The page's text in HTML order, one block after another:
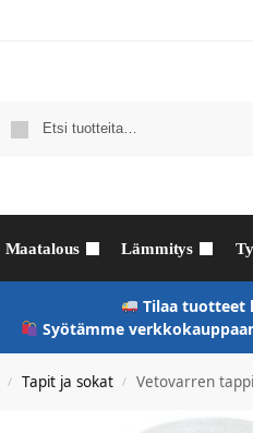
Maatalous Lämmitys
Tilaa tuotteet
Syötämme
/ Tapit ja sokat / Vetovarren